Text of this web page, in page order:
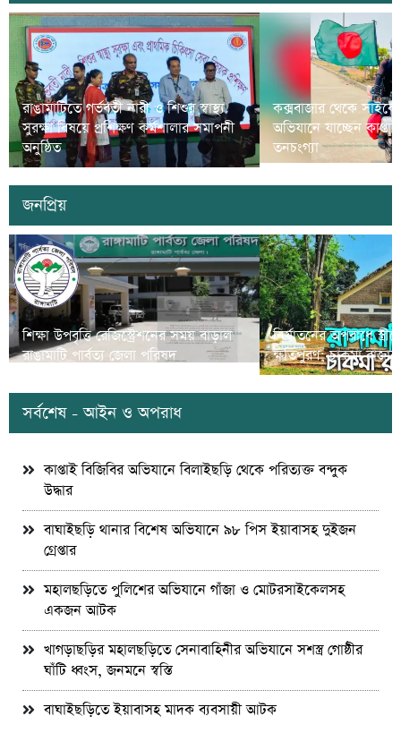
রাঙামাটিতে গর্ভবতী নারী ও শিশুর স্বাস্থ্য
সুরক্ষা বিষয়ে প্রশিক্ষণ কর্মশালার সমাপনী
অনুষ্ঠিত
কক্সবাজার থেকে
অভিযানে যাচ্ছেন
তনচংগ্যা
জনপ্রিয়
শিক্ষা উপবৃত্তি রেজিস্ট্রেশনের সময় বাড়াল
রাঙামাটি পার্বত্য জেলা পরিষদ
নির্যাতনের অপরাধে
ক্ষতিপুরণ; চাকমা
সর্বশেষ - আইন ও অপরাধ
কাপ্তাই বিজিবির অভিযানে বিলাইছড়ি থেকে পরিত্যক্ত বন্দুক
উদ্ধার
বাঘাইছড়ি থানার বিশেষ অভিযানে ৯৮ পিস ইয়াবাসহ দুইজন
গ্রেপ্তার
মহালছড়িতে পুলিশের অভিযানে গাঁজা ও মোটরসাইকেলসহ
একজন আটক
খাগড়াছড়ির মহালছড়িতে সেনাবাহিনীর অভিযানে সশস্ত্র গোষ্ঠীর
ঘাঁটি ধ্বংস, জনমনে স্বস্তি
বাঘাইছড়িতে ইয়াবাসহ মাদক ব্যবসায়ী আটক